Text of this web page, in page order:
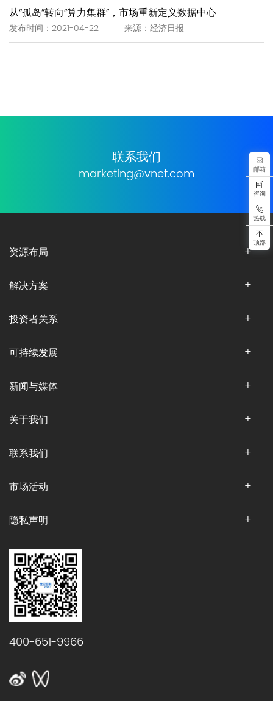
从“孤岛”转向“算力集群”，市场重新定义数据中心
发布时间：2021-04-22 来源：经济日报
联系我们
marketing@vnet.com 邮箱
咨询
热线
顶部
资源布局
解决方案
投资者关系
可持续发展
新闻与媒体
关于我们
联系我们
市场活动
隐私声明
400-651-9966